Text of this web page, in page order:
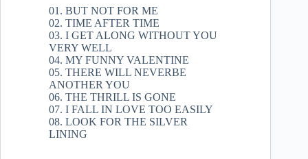
01. BUT NOT FOR ME
02. TIME AFTER TIME
03. I GET ALONG WITHOUT YOU
VERY WELL
04. MY FUNNY VALENTINE
05. THERE WILL NEVERBE
ANOTHER YOU
06. THE THRILL IS GONE
07. I FALL IN LOVE TOO EASILY
08. LOOK FOR THE SILVER
LINING